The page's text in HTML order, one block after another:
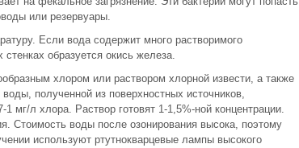
или резервуары.
Если вода содержит много растворимого
образуется окись железа.
хлором или раствором хлорной извести, а также
полученной из поверхностных источников,
мг/л хлора. Раствор готовят 1-1,5%-ной концентрации.
Стоимость воды после озонирования высока, поэтому
используют ртутнокварцевые лампы высокого